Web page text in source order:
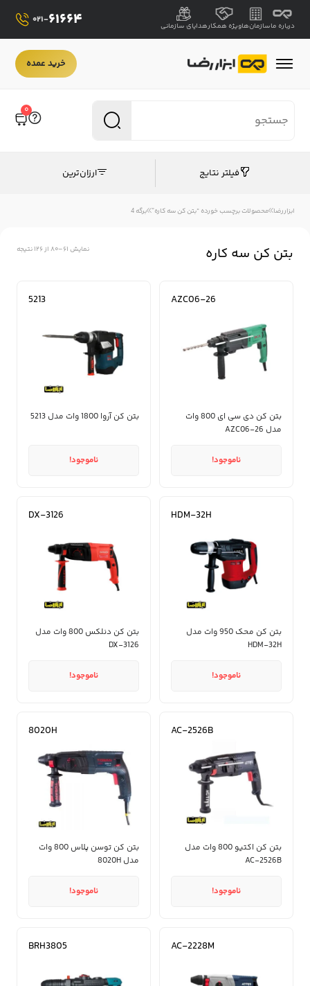
درباره ماسازمان‌هاویژه همکارهدایای سازمانی
021-61664
خرید عمده
0
فیلتر نتایج ارزان‌ترین
ابزاررضا محصولات برچسب خورده “بتن کن سه کاره” برگه 4
نمایش 61–80 از 126 نتیجه بتن کن سه کاره
AZC06-26
بتن کن دی سی ای 800 وات
مدل AZC06-26
ناموجود!
5213
بتن کن آروا 1800 وات مدل 5213
ناموجود!
HDM-32H
بتن کن محک 950 وات مدل
HDM-32H
ناموجود!
DX-3126
بتن کن دنلکس 800 وات مدل
DX-3126
ناموجود!
AC-2526B
بتن کن اکتیو 800 وات مدل
AC-2526B
ناموجود!
8020H
بتن کن توسن پلاس 800 وات
مدل 8020H
ناموجود!
AC-2228M
BRH3805